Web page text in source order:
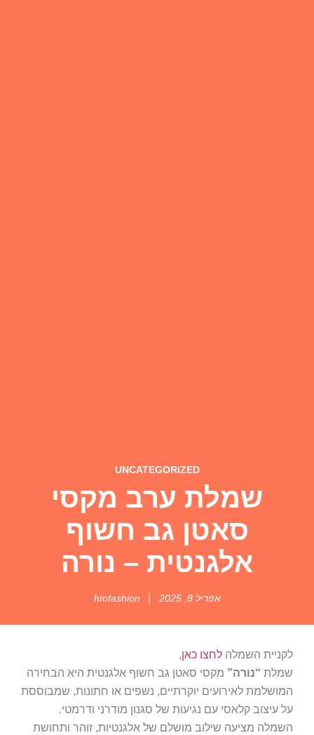
UNCATEGORIZED
שמלת ערב מקסי
סאטן גב חשוף
אלגנטית – נורה
אפריל 8, 2025 htofashion
לקניית השמלה לחצו כאן,
שמלת “נורה” מקסי סאטן גב חשוף אלגנטית היא הבחירה
המושלמת לאירועים יוקרתיים, נשפים או חתונות, שמבוססת
על עיצוב קלאסי עם נגיעות של סגנון מודרני ודרמטי.
השמלה מציעה שילוב מושלם של אלגנטיות, זוהר ותחושת